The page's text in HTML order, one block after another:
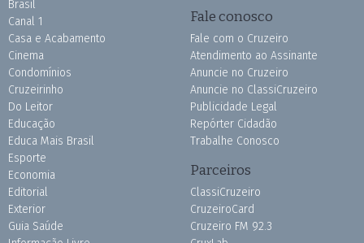
Brasil
Canal 1
Casa e Acabamento
Cinema
Condomínios
Cruzeirinho
Do Leitor
Educação
Educa Mais Brasil
Esporte
Economia
Editorial
Exterior
Guia Saúde
Fale conosco
Fale com o Cruzeiro
Atendimento ao Assinante
Anuncie no Cruzeiro
Anuncie no ClassiCruzeiro
Publicidade Legal
Repórter Cidadão
Trabalhe Conosco
Parceiros
ClassiCruzeiro
CruzeiroCard
Cruzeiro FM 92.3